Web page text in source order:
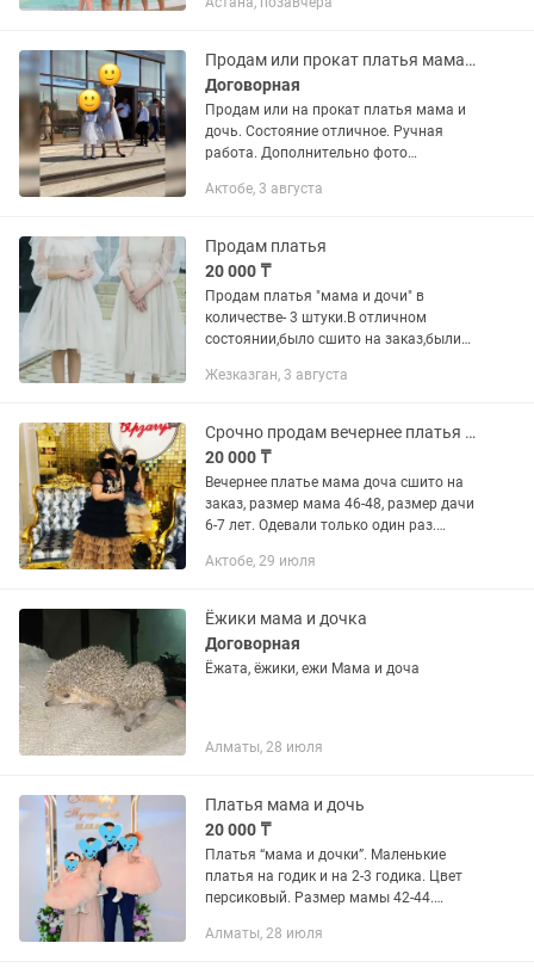
Продам или прокат платья мама и дочь
Договорная
Продам или на прокат платья мама и
дочь. Состояние отличное. Ручная
работа. Дополнительно фото
поднимаю.
Актобе, 3 августа
Продам платья
20 000 ₸
Продам платья "мама и дочи" в
количестве- 3 штуки.В отличном
состоянии,было сшито на заказ,были
на девочек 10-11 и 13-14 лет
Жезказган, 3 августа
Срочно продам вечернее платья мама доча
20 000 ₸
Вечернее платье мама доча сшито на
заказ, размер мама 46-48, размер дачи
6-7 лет. Одевали только один раз.
отдельности. Можно на прокат 10
Актобе, 29 июля
Ёжики мама и дочка
Договорная
Ёжата, ёжики, ежи Мама и доча
Алматы, 28 июля
Платья мама и дочь
20 000 ₸
Платья “мама и дочки”. Маленькие
платья на годик и на 2-3 годика. Цвет
персиковый. Размер мамы 42-44.
20000. Одевали один раз.
Алматы, 28 июля